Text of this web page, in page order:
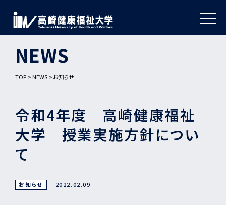
NEWS
TOP NEWS お知らせ
令和4年度 高崎健康福祉
大学 授業実施方針につい
て
お知らせ 2022.02.09